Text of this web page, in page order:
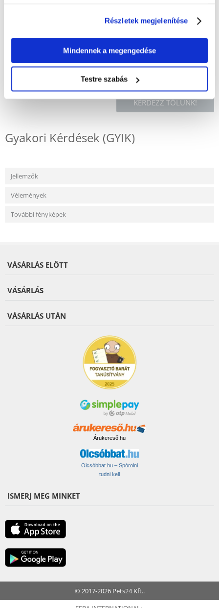
Részletek megjelenítése
Mindennek a megengedése
Testre szabás
A Trixie vinil kolbász zsinórral tökéletes játék kutyája számára. Rágásra
amely tartós és könnyen tisztán tartható. A termék nem kelt hangot, így
ideális érzékeny kutyák számára.
KÉRDEZZ TŐLÜNK!
Gyakori Kérdések (GYIK)
Jellemzők
Vélemények
További fényképek
VÁSÁRLÁS ELŐTT
VÁSÁRLÁS
VÁSÁRLÁS UTÁN
Árukereső.hu
Olcsóbbat.hu – Spórolni
tudni kell
ISMERJ MEG MINKET
© 2017-2026 Pets24 Kft..